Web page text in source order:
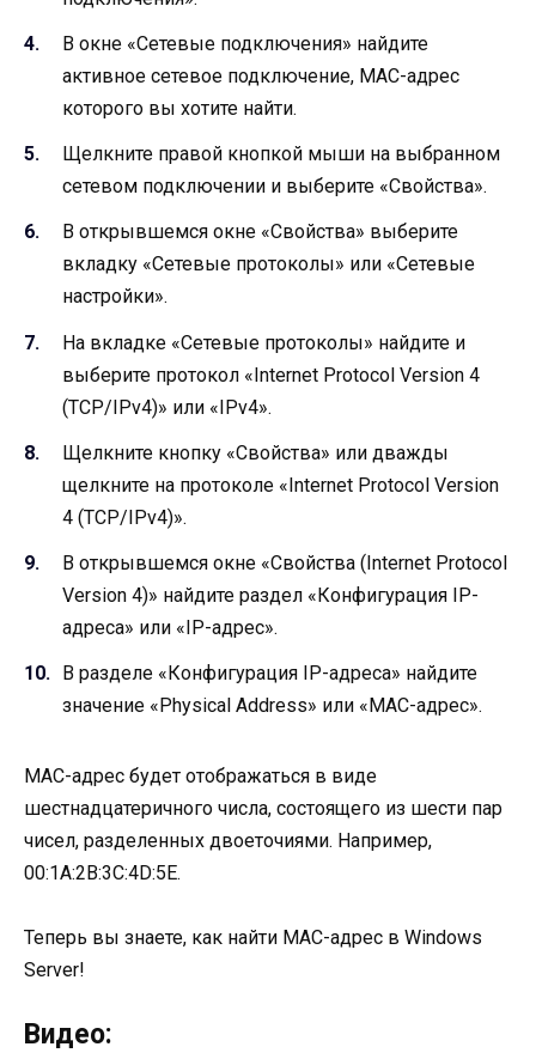
В окне «Сетевые подключения» найдите
активное сетевое подключение, MAC-адрес
которого вы хотите найти.
Щелкните правой кнопкой мыши на выбранном
сетевом подключении и выберите «Свойства».
В открывшемся окне «Свойства» выберите
вкладку «Сетевые протоколы» или «Сетевые
настройки».
На вкладке «Сетевые протоколы» найдите и
выберите протокол «Internet Protocol Version 4
(TCP/IPv4)» или «IPv4».
Щелкните кнопку «Свойства» или дважды
щелкните на протоколе «Internet Protocol Version
4 (TCP/IPv4)».
В открывшемся окне «Свойства (Internet Protocol
Version 4)» найдите раздел «Конфигурация IP-
адреса» или «IP-адрес».
В разделе «Конфигурация IP-адреса» найдите
значение «Physical Address» или «MAC-адрес».
MAC-адрес будет отображаться в виде
шестнадцатеричного числа, состоящего из шести пар
чисел, разделенных двоеточиями. Например,
00:1A:2B:3C:4D:5E.
Теперь вы знаете, как найти MAC-адрес в Windows
Server!
Видео: